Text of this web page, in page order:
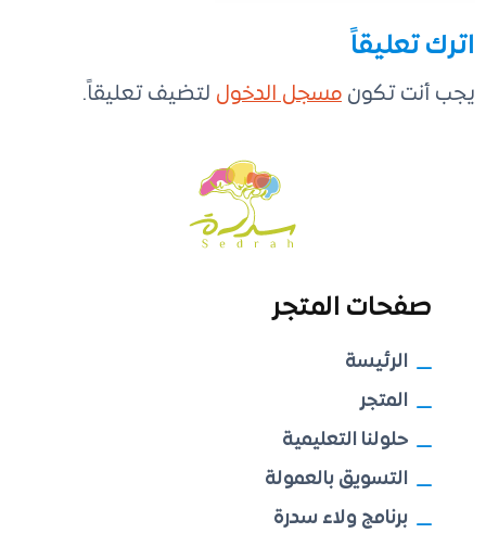
اترك تعليقاً
يجب أنت تكون مسجل الدخول لتضيف تعليقاً.
صفحات المتجر
الرئيسة
المتجر
حلولنا التعليمية
التسويق بالعمولة
برنامج ولاء سدرة